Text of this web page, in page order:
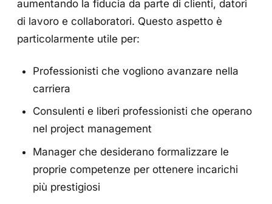
aumentando la fiducia da parte di clienti, datori
di lavoro e collaboratori. Questo aspetto è
particolarmente utile per:
Professionisti che vogliono avanzare nella
carriera
Consulenti e liberi professionisti che operano
nel project management
Manager che desiderano formalizzare le
proprie competenze per ottenere incarichi
più prestigiosi